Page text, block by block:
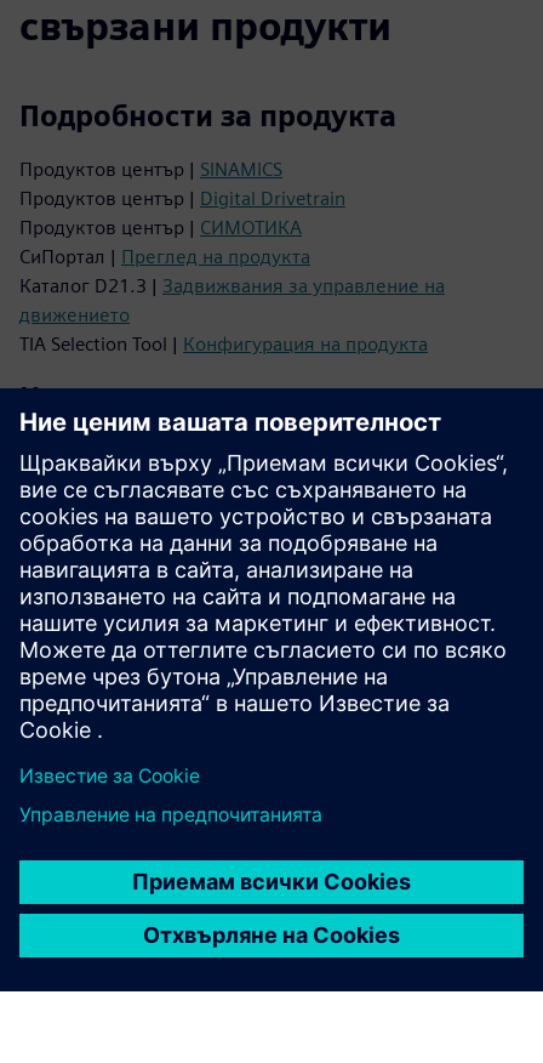
свързани продукти
Подробности за продукта
Продуктов център | SINAMICS
Продуктов център | Digital Drivetrain
Продуктов център | СИМОТИКА
СиПортал | Преглед на продукта
Каталог D21.3 | Задвижвания за управление на
движението
TIA Selection Tool | Конфигурация на продукта
Инструменти и изтегляния
TIA Portal STEP 7 |
Пробен софтуер
База данни с изображения | Снимки и измерения на
продукта
Мениджър за изтегляне на CAx |CAx данни
Онлайн поддръжка
Поддръжка | Всички продукти
Поддръжка |Технически форум
Поддръжка |Създаване на нова заявка за поддръжка